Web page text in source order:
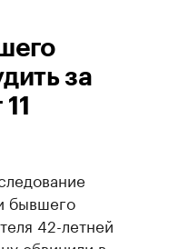
за
бывшего
42-летней